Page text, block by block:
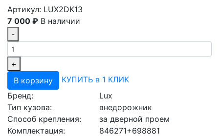
Артикул: LUX2DK13
7 000 ₽ В наличии
-
+
В корзину
КУПИТЬ в 1 КЛИК
Бренд:
Lux
Тип кузова:
внедорожник
Способ крепления:
за дверной проем
Комплектация:
846271+698881